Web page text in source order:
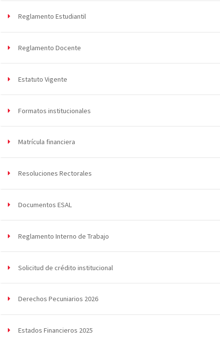
Reglamento Estudiantil
Reglamento Docente
Estatuto Vigente
Formatos institucionales
Matrícula financiera
Resoluciones Rectorales
Documentos ESAL
Reglamento Interno de Trabajo
Solicitud de crédito institucional
Derechos Pecuniarios 2026
Estados Financieros 2025